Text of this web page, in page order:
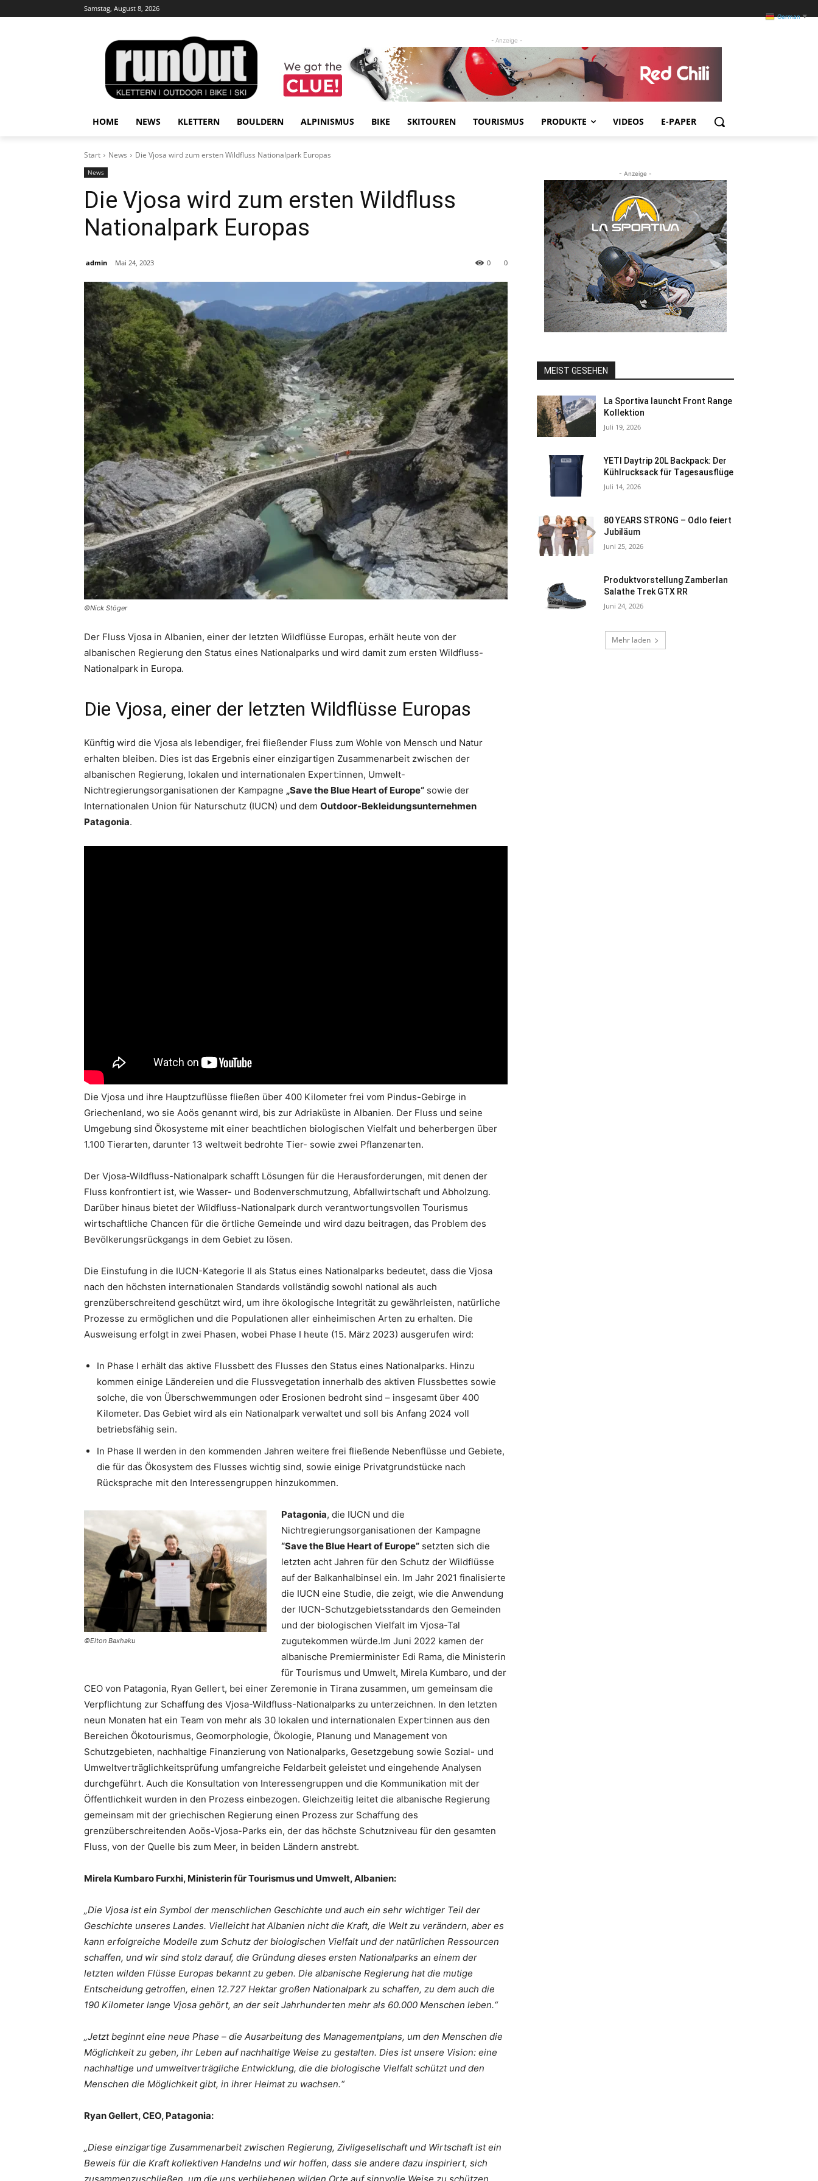
Samstag, August 8, 2026
- Anzeige -
HOME NEWS KLETTERN BOULDERN ALPINISMUS BIKE SKITOUREN TOURISMUS PRODUKTE VIDEOS E-PAPER
Start News Die Vjosa wird zum ersten Wildfluss Nationalpark Europas
News
Die Vjosa wird zum ersten Wildfluss
Nationalpark Europas
admin Mai 24, 2023 0
0
©Nick Stöger
Der Fluss Vjosa in Albanien, einer der letzten Wildflüsse Europas, erhält heute von der
albanischen Regierung den Status eines Nationalparks und wird damit zum ersten Wildfluss-
Nationalpark in Europa.
Die Vjosa, einer der letzten Wildflüsse Europas
Künftig wird die Vjosa als lebendiger, frei fließender Fluss zum Wohle von Mensch und Natur
erhalten bleiben. Dies ist das Ergebnis einer einzigartigen Zusammenarbeit zwischen der
albanischen Regierung, lokalen und internationalen Expert:innen, Umwelt-
Nichtregierungsorganisationen der Kampagne „Save the Blue Heart of Europe“ sowie der
Internationalen Union für Naturschutz (IUCN) und dem Outdoor-Bekleidungsunternehmen
Patagonia.
Die Vjosa und ihre Hauptzuflüsse fließen über 400 Kilometer frei vom Pindus-Gebirge in
Griechenland, wo sie Aoös genannt wird, bis zur Adriaküste in Albanien. Der Fluss und seine
Umgebung sind Ökosysteme mit einer beachtlichen biologischen Vielfalt und beherbergen über
1.100 Tierarten, darunter 13 weltweit bedrohte Tier- sowie zwei Pflanzenarten.
Der Vjosa-Wildfluss-Nationalpark schafft Lösungen für die Herausforderungen, mit denen der
Fluss konfrontiert ist, wie Wasser- und Bodenverschmutzung, Abfallwirtschaft und Abholzung.
Darüber hinaus bietet der Wildfluss-Nationalpark durch verantwortungsvollen Tourismus
wirtschaftliche Chancen für die örtliche Gemeinde und wird dazu beitragen, das Problem des
Bevölkerungsrückgangs in dem Gebiet zu lösen.
Die Einstufung in die IUCN-Kategorie II als Status eines Nationalparks bedeutet, dass die Vjosa
nach den höchsten internationalen Standards vollständig sowohl national als auch
grenzüberschreitend geschützt wird, um ihre ökologische Integrität zu gewährleisten, natürliche
Prozesse zu ermöglichen und die Populationen aller einheimischen Arten zu erhalten. Die
Ausweisung erfolgt in zwei Phasen, wobei Phase I heute (15. März 2023) ausgerufen wird:
In Phase I erhält das aktive Flussbett des Flusses den Status eines Nationalparks. Hinzu
kommen einige Ländereien und die Flussvegetation innerhalb des aktiven Flussbettes sowie
solche, die von Überschwemmungen oder Erosionen bedroht sind – insgesamt über 400
Kilometer. Das Gebiet wird als ein Nationalpark verwaltet und soll bis Anfang 2024 voll
betriebsfähig sein.
In Phase II werden in den kommenden Jahren weitere frei fließende Nebenflüsse und Gebiete,
die für das Ökosystem des Flusses wichtig sind, sowie einige Privatgrundstücke nach
Rücksprache mit den Interessengruppen hinzukommen.
©Elton Baxhaku
Patagonia, die IUCN und die
Nichtregierungsorganisationen der Kampagne
“Save the Blue Heart of Europe” setzten sich die
letzten acht Jahren für den Schutz der Wildflüsse
auf der Balkanhalbinsel ein. Im Jahr 2021 finalisierte
die IUCN eine Studie, die zeigt, wie die Anwendung
der IUCN-Schutzgebietsstandards den Gemeinden
und der biologischen Vielfalt im Vjosa-Tal
zugutekommen würde.Im Juni 2022 kamen der
albanische Premierminister Edi Rama, die Ministerin
für Tourismus und Umwelt, Mirela Kumbaro, und der
CEO von Patagonia, Ryan Gellert, bei einer Zeremonie in Tirana zusammen, um gemeinsam die
Verpflichtung zur Schaffung des Vjosa-Wildfluss-Nationalparks zu unterzeichnen. In den letzten
neun Monaten hat ein Team von mehr als 30 lokalen und internationalen Expert:innen aus den
Bereichen Ökotourismus, Geomorphologie, Ökologie, Planung und Management von
Schutzgebieten, nachhaltige Finanzierung von Nationalparks, Gesetzgebung sowie Sozial- und
Umweltverträglichkeitsprüfung umfangreiche Feldarbeit geleistet und eingehende Analysen
durchgeführt. Auch die Konsultation von Interessengruppen und die Kommunikation mit der
Öffentlichkeit wurden in den Prozess einbezogen. Gleichzeitig leitet die albanische Regierung
gemeinsam mit der griechischen Regierung einen Prozess zur Schaffung des
grenzüberschreitenden Aoös-Vjosa-Parks ein, der das höchste Schutzniveau für den gesamten
Fluss, von der Quelle bis zum Meer, in beiden Ländern anstrebt.
Mirela Kumbaro Furxhi, Ministerin für Tourismus und Umwelt, Albanien:
„Die Vjosa ist ein Symbol der menschlichen Geschichte und auch ein sehr wichtiger Teil der
Geschichte unseres Landes. Vielleicht hat Albanien nicht die Kraft, die Welt zu verändern, aber es
kann erfolgreiche Modelle zum Schutz der biologischen Vielfalt und der natürlichen Ressourcen
schaffen, und wir sind stolz darauf, die Gründung dieses ersten Nationalparks an einem der
letzten wilden Flüsse Europas bekannt zu geben. Die albanische Regierung hat die mutige
Entscheidung getroffen, einen 12.727 Hektar großen Nationalpark zu schaffen, zu dem auch die
190 Kilometer lange Vjosa gehört, an der seit Jahrhunderten mehr als 60.000 Menschen leben.“
„Jetzt beginnt eine neue Phase – die Ausarbeitung des Managementplans, um den Menschen die
Möglichkeit zu geben, ihr Leben auf nachhaltige Weise zu gestalten. Dies ist unsere Vision: eine
nachhaltige und umweltverträgliche Entwicklung, die die biologische Vielfalt schützt und den
Menschen die Möglichkeit gibt, in ihrer Heimat zu wachsen.“
Ryan Gellert, CEO, Patagonia:
„Diese einzigartige Zusammenarbeit zwischen Regierung, Zivilgesellschaft und Wirtschaft ist ein
Beweis für die Kraft kollektiven Handelns und wir hoffen, dass sie andere dazu inspiriert, sich
zusammenzuschließen, um die uns verbliebenen wilden Orte auf sinnvolle Weise zu schützen.
- Anzeige -
MEIST GESEHEN
La Sportiva launcht Front Range
Kollektion
Juli 19, 2026
YETI Daytrip 20L Backpack: Der
Kühlrucksack für Tagesausflüge
Juli 14, 2026
80 YEARS STRONG – Odlo feiert
Jubiläum
Juni 25, 2026
Produktvorstellung Zamberlan
Salathe Trek GTX RR
Juni 24, 2026
Mehr laden
German ▼